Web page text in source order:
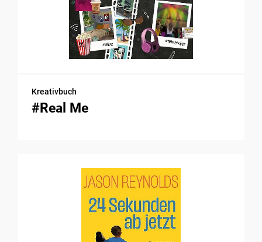
Kreativbuch
#Real Me